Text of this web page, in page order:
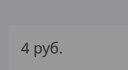
4 руб.